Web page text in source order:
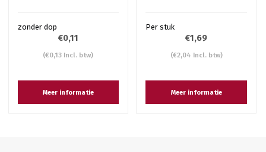
zonder dop
€0,11
(€0,13 Incl. btw)
Meer informatie
Per stuk
€1,69
(€2,04 Incl. btw)
Meer informatie